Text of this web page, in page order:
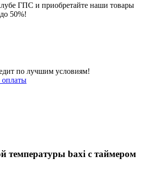
ГПС и приобретайте наши товары
50%!
по лучшим условиям!
оплаты
температуры baxi с таймером